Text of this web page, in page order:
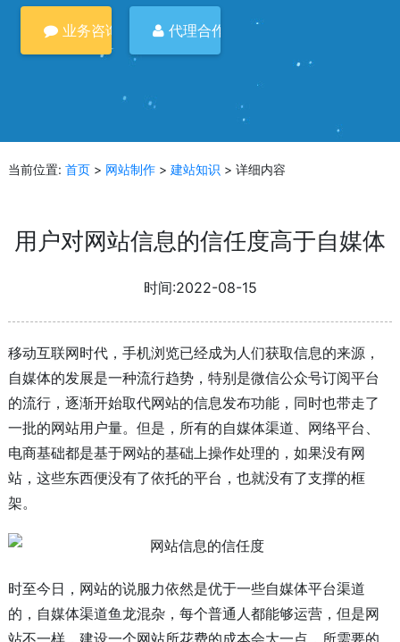
业务咨询 代理合作
当前位置: 首页> 网站制作> 建站知识 > 详细内容
用户对网站信息的信任度高于自媒体
时间:2022-08-15
移动互联网时代，手机浏览已经成为人们获取信息的来源，
自媒体的发展是一种流行趋势，特别是微信公众号订阅平台
的流行，逐渐开始取代网站的信息发布功能，同时也带走了
一批的网站用户量。但是，所有的自媒体渠道、网络平台、
电商基础都是基于网站的基础上操作处理的，如果没有网
站，这些东西便没有了依托的平台，也就没有了支撑的框
架。
时至今日，网站的说服力依然是优于一些自媒体平台渠道
的，自媒体渠道鱼龙混杂，每个普通人都能够运营，但是网
站不一样，建设一个网站所花费的成本会大一点，所需要的